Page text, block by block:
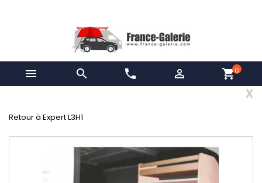
  phone  shopping_cart0
x
Retour à Expert L3H1